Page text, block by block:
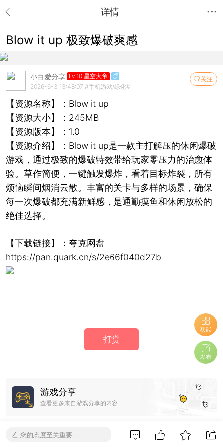
详情
Blow it up 极致爆破爽感
关注
小白爱分享 Lv.10 星空大帝
2026-6-3 13:48:07 #手机游戏/绿化#
【资源名称】：Blow it up
【资源大小】：245MB
【资源版本】：1.0
【资源介绍】：Blow it up是一款主打解压的休闲爆破
游戏，通过极致的爆破特效带给玩家零压力的治愈体
验。草作简便，一键触发爆炸，看着目标炸裂，所有
烦恼瞬间烟消云散。丰富的关卡与多样的场景，确保
每一次爆破都充满新鲜感，是通勤摸鱼和休闲放松的
绝佳选择。
【下载链接】：夸克网盘
https://pan.quark.cn/s/2e66f040d27b
打赏
游戏分享
查看更多来自游戏分享的内容
全部
您的态度至关重要...
功能
发布